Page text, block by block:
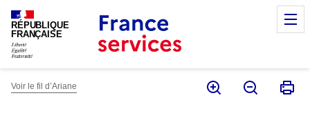
RÉPUBLIQUE
FRANÇAISE
Voir le fil d’Ariane